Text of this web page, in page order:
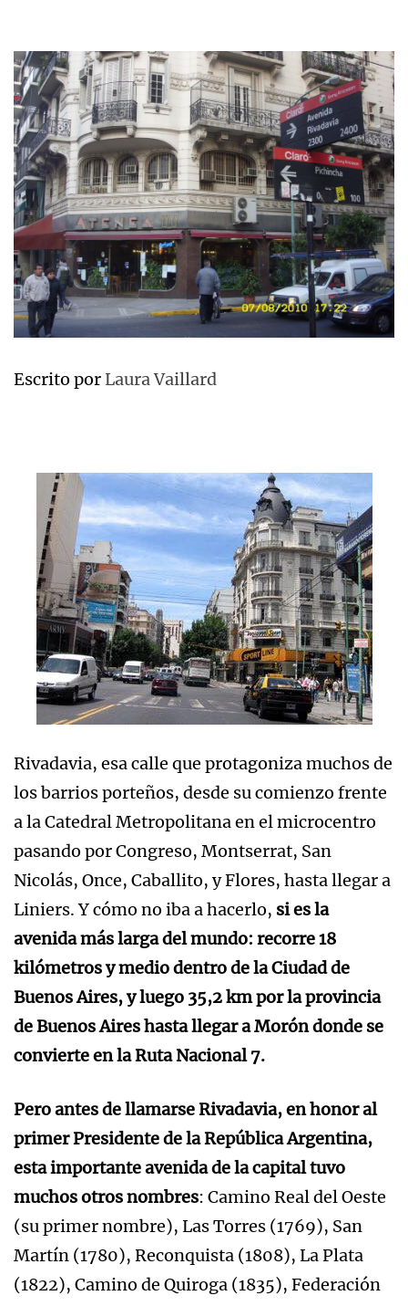
Escrito por Laura Vaillard
Rivadavia, esa calle que protagoniza muchos de
los barrios porteños, desde su comienzo frente
a la Catedral Metropolitana en el microcentro
pasando por Congreso, Montserrat, San
Nicolás, Once, Caballito, y Flores, hasta llegar a
Liniers. Y cómo no iba a hacerlo, si es la
avenida más larga del mundo: recorre 18
kilómetros y medio dentro de la Ciudad de
Buenos Aires, y luego 35,2 km por la provincia
de Buenos Aires hasta llegar a Morón donde se
convierte en la Ruta Nacional 7.
Pero antes de llamarse Rivadavia, en honor al
primer Presidente de la República Argentina,
esta importante avenida de la capital tuvo
muchos otros nombres: Camino Real del Oeste
(su primer nombre), Las Torres (1769), San
Martín (1780), Reconquista (1808), La Plata
(1822), Camino de Quiroga (1835), Federación